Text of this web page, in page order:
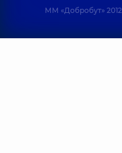
ММ «Добробут» 2012